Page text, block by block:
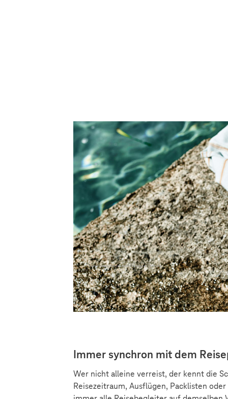
Immer synchron mit dem
Wer nicht alleine verreist, der kennt die
Reisezeitraum, Ausflügen, Packlisten